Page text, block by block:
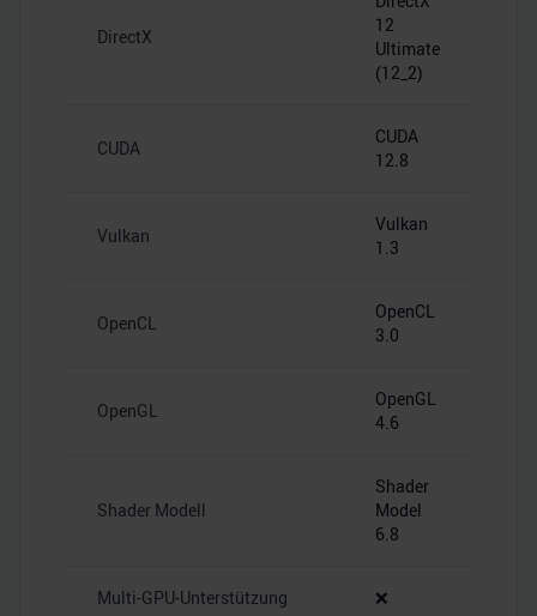
DirectX
12
Ultimate
(12_2)
CUDA
CUDA
12.8
Vulkan
Vulkan
1.3
OpenCL
OpenCL
3.0
OpenGL
OpenGL
4.6
Shader Modell
Shader
Model
6.8
Multi-GPU-Unterstützung ❌